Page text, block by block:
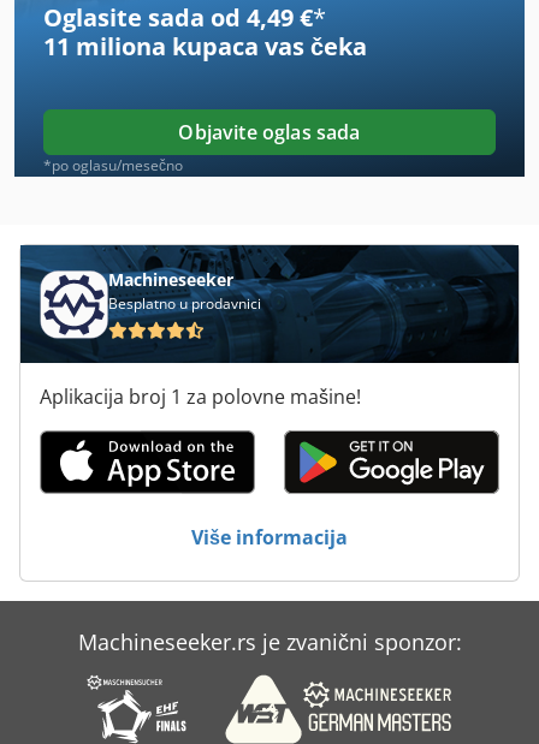
Ahlmann Az 150
Ammann Asc 150
Ammann Avh 8020
Ammann Avp 5920
Auerbach
Avermann
Kramer
Kramer 112
Mecalac
Rauch Alpha 1131
Rauch Alpha 1141
Oglasite sada od 4,49 €*
11 miliona kupaca vas čeka
Objavite oglas sada
*po oglasu/mesečno
Machineseeker
Besplatno u prodavnici
Aplikacija broj 1 za polovne mašine!
Više informacija
Machineseeker.rs je zvanični sponzor: